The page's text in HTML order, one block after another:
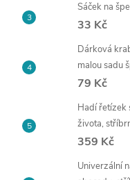
Sáček na
33 Kč
Dárková
malou sadu
79 Kč
Hadí řetízek
života,
359 Kč
Univerzální